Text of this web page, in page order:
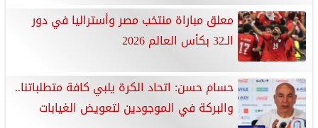
معلق مباراة منتخب مصر وأستراليا في دور
الـ32 بكأس العالم 2026
حسام حسن: اتحاد الكرة يلبي كافة متطلباتنا..
والبركة في الموجودين لتعويض الغيابات